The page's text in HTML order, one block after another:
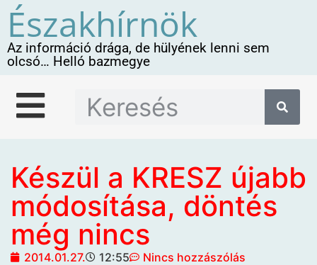
Északhírnök
Az információ drága, de hülyének lenni sem
olcsó… Helló bazmegye
Készül a KRESZ újabb
módosítása, döntés
még nincs
2014.01.27. 12:55
Nincs hozzászólás